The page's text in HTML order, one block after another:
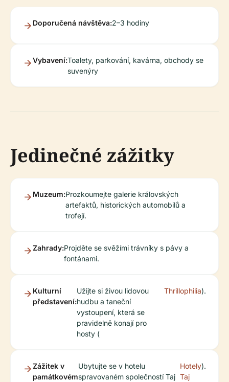
Doporučená návštěva:2–3 hodiny
Vybavení:Toalety, parkování, kavárna, obchody se
suvenýry
Jedinečné zážitky
Muzeum:Prozkoumejte galerie královských
artefaktů, historických automobilů a
trofejí.
Zahrady:Projděte se svěžími trávníky s pávy a
fontánami.
Kulturní
představení:
Užijte si živou lidovou
hudbu a taneční
vystoupení, která se
pravidelně konají pro
hosty (
Thrillophilia).
Zážitek v
památkovém
Ubytujte se v hotelu
spravovaném společností Taj
Hotely
Taj
).